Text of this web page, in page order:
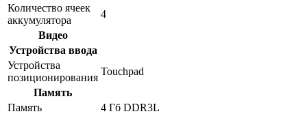
Количество ячеек
аккумулятора
4
Видео
Устройства ввода
Устройства
позиционирования
Touchpad
Память
Память
4 Гб DDR3L